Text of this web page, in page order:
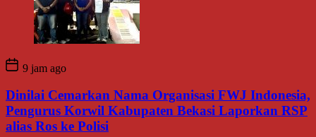
9 jam ago
Dinilai Cemarkan Nama Organisasi FWJ Indonesia,
Pengurus Korwil Kabupaten Bekasi Laporkan RSP
alias Ros ke Polisi